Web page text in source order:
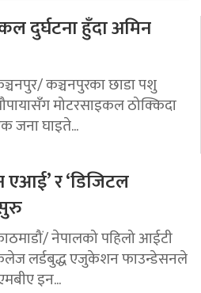
दुर्घटना हुँदा अमिन
कञ्चनपुरका छाडा पशु
मोटरसाइकल ठोक्किदा
जना घाइते...
एआई’ र ‘डिजिटल
नेपालको पहिलो आईटी
लर्डबुद्ध एजुकेशन फाउन्डेसनले
इन...